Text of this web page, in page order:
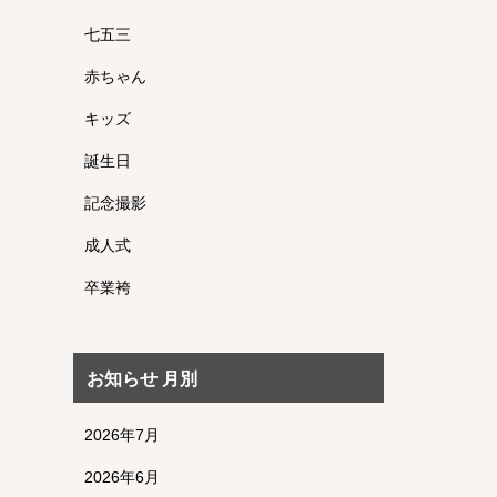
七五三
赤ちゃん
キッズ
誕生日
記念撮影
成人式
卒業袴
お知らせ 月別
2026年7月
2026年6月